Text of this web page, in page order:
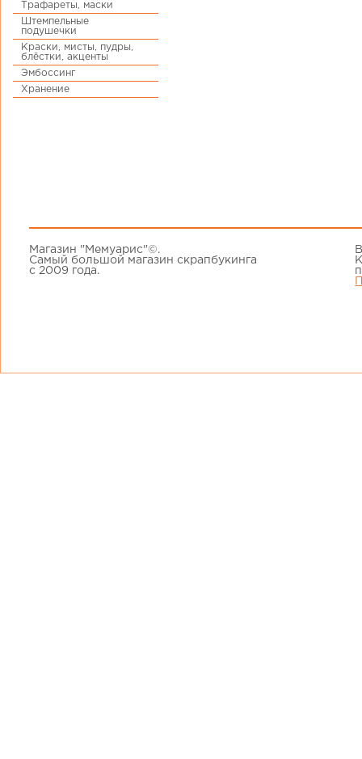
Трафареты, маски
Штемпельные
подушечки
Краски, мисты, пудры,
блёстки, акценты
Эмбоссинг
Хранение
Магазин "Мемуарис"©.
Самый большой магазин скрапбукинга
с 2009 года.